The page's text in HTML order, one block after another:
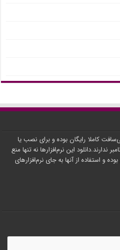
کاملا رایگان بوده و برای نصب یا
ندارند.دانلود این نرم‌افزارها نه تنها منع
و استفاده از آنها به جای نرم‌افزارهای